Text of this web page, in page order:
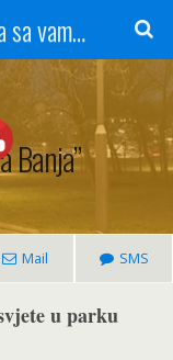
Radio Gradačac - 56 godina sa vama...
Banja”
Mail SMS
u parku